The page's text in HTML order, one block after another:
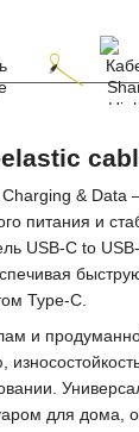
&
питания и
USB-C to
Type-C.
и
для дома,